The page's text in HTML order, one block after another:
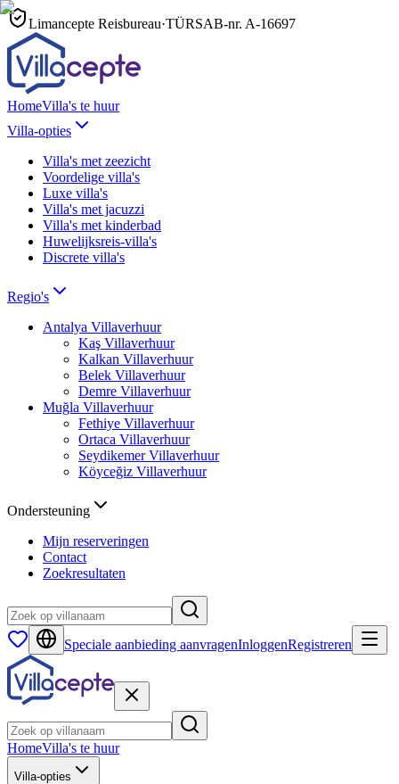
Limancepte Reisbureau·TÜRSAB-nr. A-16697
HomeVilla's te huur
Villa-opties
Villa's met zeezicht
Voordelige villa's
Luxe villa's
Villa's met jacuzzi
Villa's met kinderbad
Huwelijksreis-villa's
Discrete villa's
Regio's
Antalya Villaverhuur
Kaş Villaverhuur
Kalkan Villaverhuur
Belek Villaverhuur
Demre Villaverhuur
Muğla Villaverhuur
Fethiye Villaverhuur
Ortaca Villaverhuur
Seydikemer Villaverhuur
Köyceğiz Villaverhuur
Ondersteuning
Mijn reserveringen
Contact
Zoekresultaten
Speciale aanbieding aanvragenInloggenRegistreren
HomeVilla's te huur
Villa-opties